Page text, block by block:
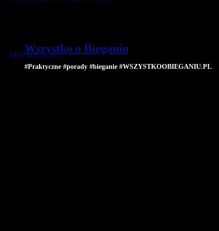
Wszystko o Bieganiu
#Praktyczne #porady #bieganie #WSZYSTKOOBIEGANIU.PL
#REKLAMA